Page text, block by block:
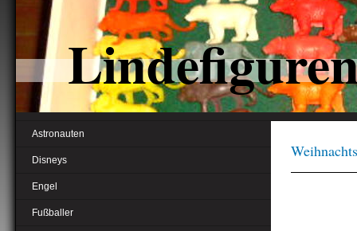
Astronauten
Disneys
Engel
Fußballer